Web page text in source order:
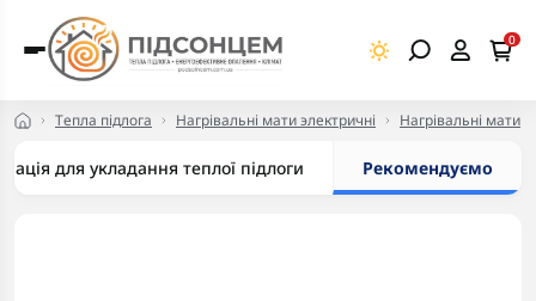
0
Тепла підлога Нагрівальні мати электричні Нагрівальні мати
для укладання теплої підлоги Рекомендуємо